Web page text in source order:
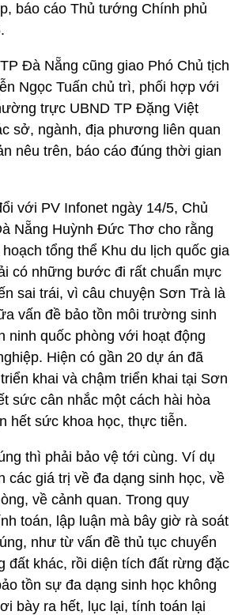
báo cáo Thủ tướng Chính phủ
Đà Nẵng cũng giao Phó Chủ tịch
Ngọc Tuấn chủ trì, phối hợp với
trực UBND TP Đặng Việt
sở, ngành, địa phương liên quan
nêu trên, báo cáo đúng thời gian
với PV Infonet ngày 14/5, Chủ
Nẵng Huỳnh Đức Thơ cho rằng
tổng thể Khu du lịch quốc gia
có những bước đi rất chuẩn mực
sai trái, vì câu chuyện Sơn Trà là
vấn đề bảo tồn môi trường sinh
ninh quốc phòng với hoạt động
Hiện có gần 20 dự án đã
khai và chậm triển khai tại Sơn
sức cân nhắc một cách hài hòa
hết sức khoa học, thực tiễn.
thì phải bảo vệ tới cùng. Ví dụ
các giá trị về đa dạng sinh học, về
về cảnh quan. Trong quy
toán, lập luận mà bây giờ rà soát
như từ vấn đề thủ tục chuyển
đất khác, rồi diện tích đất rừng đặc
tồn sự đa dạng sinh học không
bày ra hết, lục lại, tính toán lại